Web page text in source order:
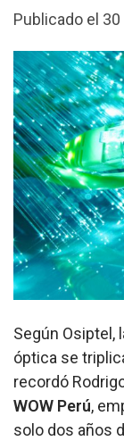
Publicado el
Según Osiptel,
óptica se
recordó
WOW Perú,
solo dos años